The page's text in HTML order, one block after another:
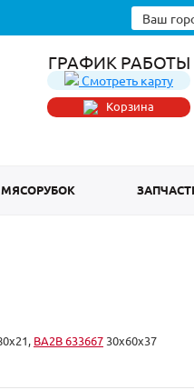
Ваш
ГРАФИК РАБОТЫ
Смотреть карту
Корзина
BA2B 633667 30x60x37